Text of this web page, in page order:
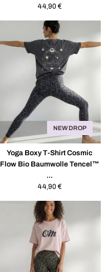
Regulärer
44,90 €
NEW DROP
Yoga Boxy T-Shirt Cosmic
Flow Bio Baumwolle Tencel™
...
Regulärer
44,90 €